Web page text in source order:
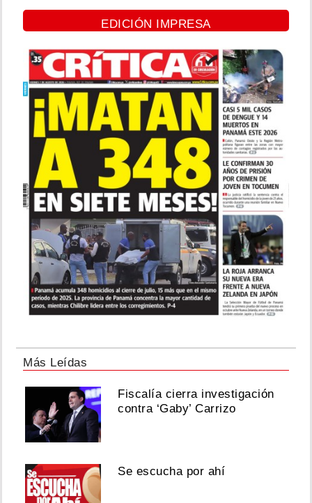
EDICIÓN IMPRESA
Más Leídas
Fiscalía cierra investigación
contra ‘Gaby’ Carrizo
Se escucha por ahí